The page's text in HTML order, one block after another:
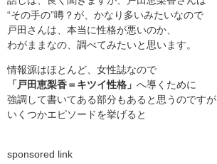
“その手の”噂？が、かなり多いみたいなので
戸田さんは、本当に性格が悪いのか、
わがままなの、調べてみたいと思います。
情報源はほとんど、女性誌なので
「戸田恵梨香＝キツイ性格」 へ導くために
強調して書いてある部分もあると思うのですが
いくつかエピソードを挙げると
sponsored link